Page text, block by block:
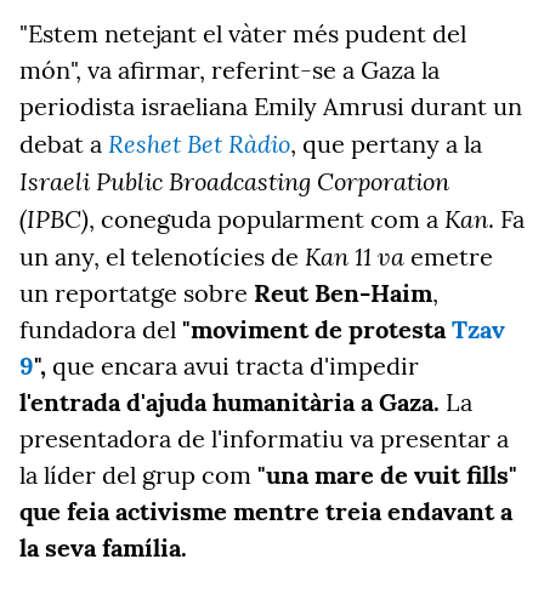
"Estem netejant el vàter més pudent del
món", va afirmar, referint-se a Gaza la
periodista israeliana Emily Amrusi durant un
debat a Reshet Bet Ràdio, que pertany a la
Israeli Public Broadcasting Corporation
(IPBC), coneguda popularment com a Kan. Fa
un any, el telenotícies de Kan 11 va emetre
un reportatge sobre Reut Ben-Haim,
fundadora del "moviment de protestaTzav
9", que encara avui tracta d'impedir
l'entrada d'ajuda humanitària a Gaza. La
presentadora de l'informatiu va presentar a
la líder del grup com "una mare de vuit fills"
que feia activisme mentre treia endavant a
la seva família.